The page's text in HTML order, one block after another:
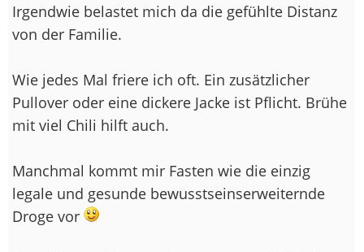
Irgendwie belastet mich da die gefühlte Distanz
von der Familie.
Wie jedes Mal friere ich oft. Ein zusätzlicher
Pullover oder eine dickere Jacke ist Pflicht. Brühe
mit viel Chili hilft auch.
Manchmal kommt mir Fasten wie die einzig
legale und gesunde bewusstseinserweiternde
Droge vor